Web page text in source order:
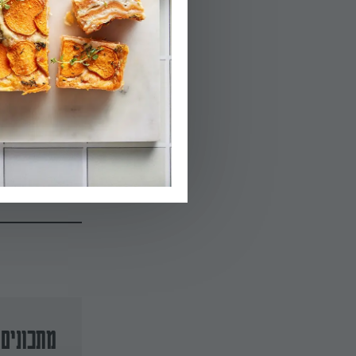
הפעלת טיימר
05.
שמרו על
06.
למשקיענים: